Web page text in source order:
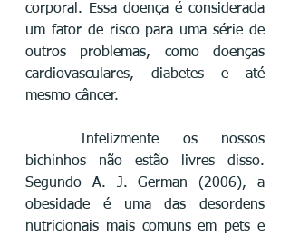
corporal. Essa doença é considerada
um fator de risco para uma série de
outros problemas, como doenças
cardiovasculares, diabetes e até
mesmo câncer.
	Infelizmente os nossos
bichinhos não estão livres disso.
Segundo A. J. German (2006), a
obesidade é uma das desordens
nutricionais mais comuns em pets e